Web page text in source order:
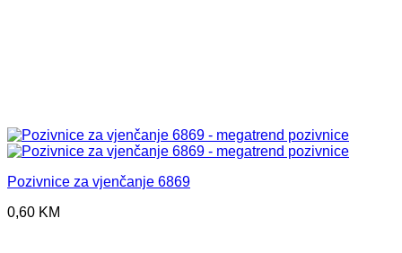
Pozivnice za vjenčanje 6869
0,60 KM